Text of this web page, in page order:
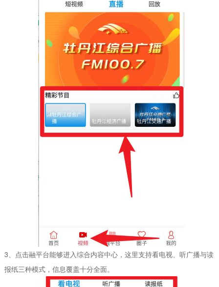
3、点击融平台能够进入综合内容中心，这里支持看电视、听广播与读
报纸三种模式，信息覆盖十分全面。